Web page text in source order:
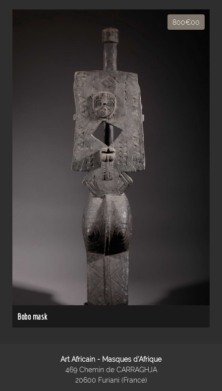
800€00
Bobo mask
Art Africain - Masques d'Afrique
469 Chemin de CARRAGHJA
20600 Furiani (France)